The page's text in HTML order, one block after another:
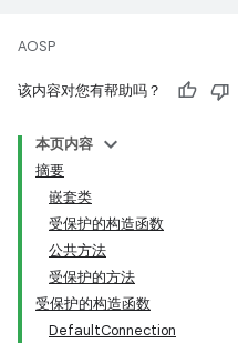
AOSP
该内容对您有帮助吗？
本页内容
摘要
嵌套类
受保护的构造函数
公共方法
受保护的方法
受保护的构造函数
DefaultConnection